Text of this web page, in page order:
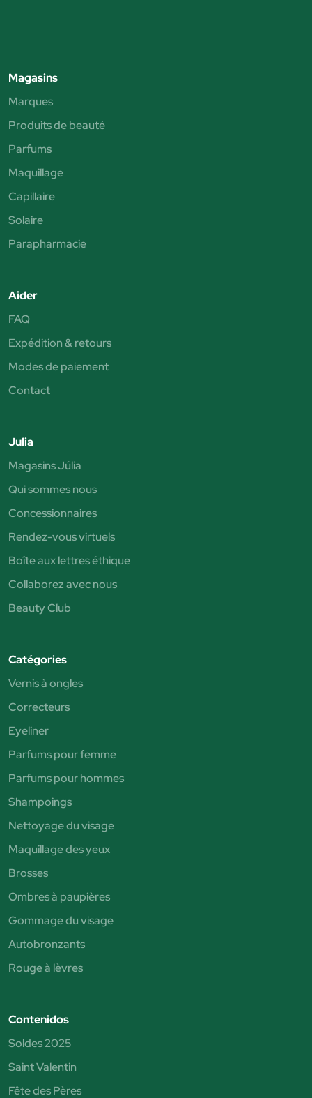
Magasins
Marques
Produits de beauté
Parfums
Maquillage
Capillaire
Solaire
Parapharmacie
Aider
FAQ
Expédition & retours
Modes de paiement
Contact
Julia
Magasins Júlia
Qui sommes nous
Concessionnaires
Rendez-vous virtuels
Boîte aux lettres éthique
Collaborez avec nous
Beauty Club
Catégories
Vernis à ongles
Correcteurs
Eyeliner
Parfums pour femme
Parfums pour hommes
Shampoings
Nettoyage du visage
Maquillage des yeux
Brosses
Ombres à paupières
Gommage du visage
Autobronzants
Rouge à lèvres
Contenidos
Soldes 2025
Saint Valentin
Fête des Pères